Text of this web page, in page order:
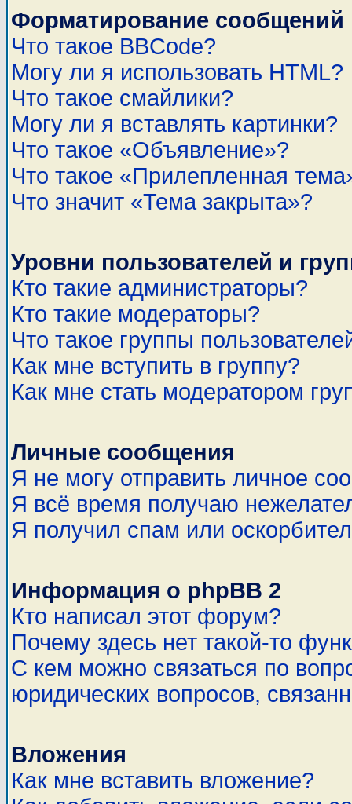
Форматирование
Что такое BBCode?
Могу ли я использовать HTML?
Что такое смайлики?
Могу ли я вставлять картинки?
Что такое «Объявление»?
Что такое «Прилепленная
Что значит «Тема закрыта»?
Уровни пользователей и
Кто такие администраторы?
Кто такие модераторы?
Что такое группы
Как мне вступить в группу?
Как мне стать модератором
Личные сообщения
Я не могу отправить личное
Я всё время получаю
Я получил спам или
Информация о phpBB 2
Кто написал этот форум?
Почему здесь нет такой-то
С кем можно связаться по
юридических вопросов,
Вложения
Как мне вставить вложение?